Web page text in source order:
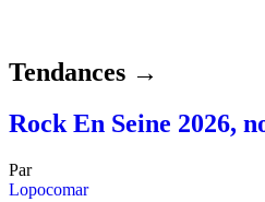
Tendances →
Rock En Seine 2026,
Par
Lopocomar